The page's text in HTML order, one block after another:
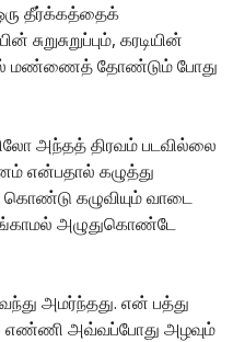
தீர்க்கத்தைக்
கரடியின்
மண்ணைத் தோண்டும் போது
அந்தத் திரவம் படவில்லை
என்பதால் கழுத்து
கொண்டு கழுவியும் வாடை
அழுதுகொண்டே
அமர்ந்தது. என் பத்து
எண்ணி அவ்வப்போது அழவும்